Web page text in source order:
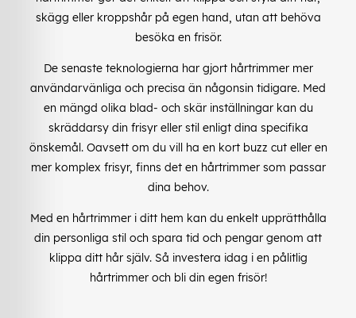
skägg eller kroppshår på egen hand, utan att behöva
besöka en frisör.
De senaste teknologierna har gjort hårtrimmer mer
användarvänliga och precisa än någonsin tidigare. Med
en mängd olika blad- och skär inställningar kan du
skräddarsy din frisyr eller stil enligt dina specifika
önskemål. Oavsett om du vill ha en kort buzz cut eller en
mer komplex frisyr, finns det en hårtrimmer som passar
dina behov.
Med en hårtrimmer i ditt hem kan du enkelt upprätthålla
din personliga stil och spara tid och pengar genom att
klippa ditt hår själv. Så investera idag i en pålitlig
hårtrimmer och bli din egen frisör!